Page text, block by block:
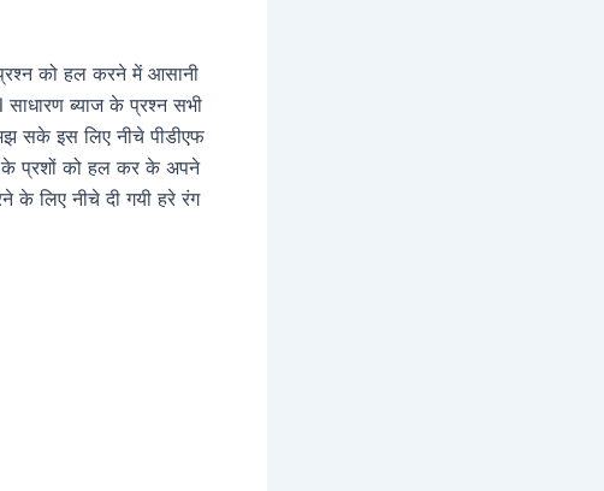
प्रश्न को हल करने में आसानी
ब्याज के प्रश्न सभी
सके इस लिए नीचे पीडीएफ
के प्रशों को हल कर के अपने
के लिए नीचे दी गयी हरे रंग